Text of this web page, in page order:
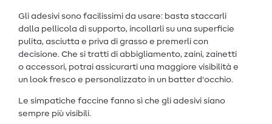
Gli adesivi sono facilissimi da usare: basta staccarli
dalla pellicola di supporto, incollarli su una superficie
pulita, asciutta e priva di grasso e premerli con
decisione. Che si tratti di abbigliamento, zaini, zainetti
o accessori, potrai assicurarti una maggiore visibilità e
un look fresco e personalizzato in un batter d'occhio.
Le simpatiche faccine fanno sì che gli adesivi siano
sempre più visibili.